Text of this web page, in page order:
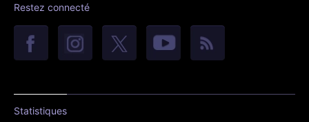
Restez connecté
Statistiques